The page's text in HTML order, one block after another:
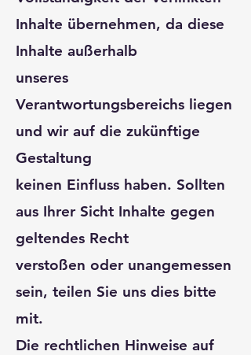
Inhalte übernehmen, da diese
Inhalte außerhalb
unseres
Verantwortungsbereichs liegen
und wir auf die zukünftige
Gestaltung
keinen Einfluss haben. Sollten
aus Ihrer Sicht Inhalte gegen
geltendes Recht
verstoßen oder unangemessen
sein, teilen Sie uns dies bitte
mit.
Die rechtlichen Hinweise auf